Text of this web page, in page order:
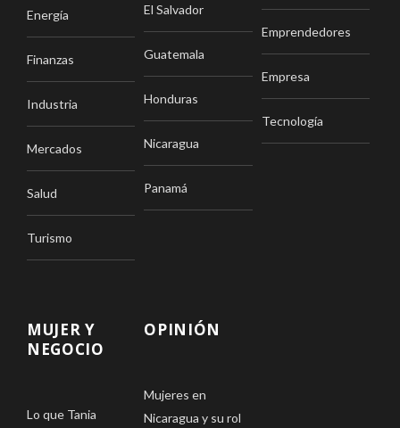
Energía
Finanzas
Industria
Mercados
Salud
Turismo
El Salvador
Guatemala
Honduras
Nicaragua
Panamá
Emprendedores
Empresa
Tecnología
MUJER Y
NEGOCIO
Lo que Tania
OPINIÓN
Mujeres en
Nicaragua y su rol